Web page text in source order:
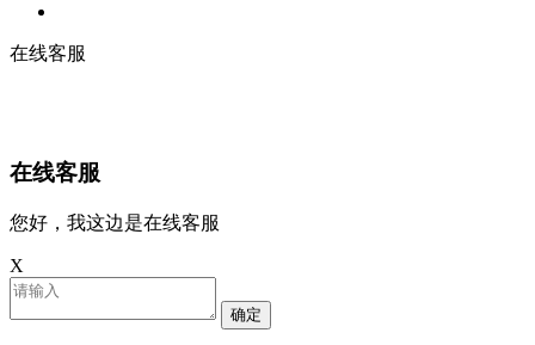
在线客服
在线客服
您好，我这边是在线客服
X
确定